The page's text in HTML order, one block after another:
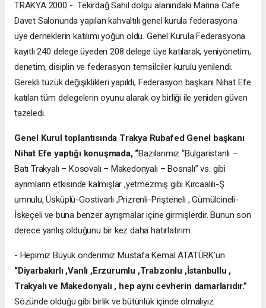
TRAKYA 2000 - Tekirdağ Sahil dolgu alanındaki Marina Cafe
Davet Salonunda yapılan kahvaltılı genel kurula federasyona
üye derneklerin katılımı yoğun oldu. Genel Kurula Federasyona
kayıtlı 240 delege üyeden 208 delege üye katılarak, yeniyönetim,
denetim, disiplin ve federasyon temsilciler kurulu yenilendi.
Gerekli tüzük değişiklikleri yapıldı, Federasyon başkanı Nihat Efe
katılan tüm delegelerin oyunu alarak oy birliği ile yeniden güven
tazeledi.
Genel Kurul toplantısında Trakya Rubafed Genel başkanı
Nihat Efe yaptığı konuşmada, “Bazılarımız “Bulgaristanlı –
Batı Trakyalı – Kosovalı – Makedonyalı – Bosnalı” vs. gibi
ayrımların etkisinde kalmışlar ,yetmezmiş gibi Kırcaalili-Ş
umnulu, Üsküplü-Gostivarlı ,Prizrenli-Prişteneli , Gümülcineli-
İskeçeli ve buna benzer ayrışmalar içine girmişlerdir. Bunun son
derece yanlış olduğunu bir kez daha hatırlatırım.
- Hepimiz Büyük önderimiz Mustafa Kemal ATATÜRK’ün
“Diyarbakırlı ,Vanlı ,Erzurumlu ,Trabzonlu ,İstanbullu ,
Trakyalı ve Makedonyalı , hep aynı cevherin damarlarıdır.”
Sözünde olduğu gibi birlik ve bütünlük içinde olmalıyız.